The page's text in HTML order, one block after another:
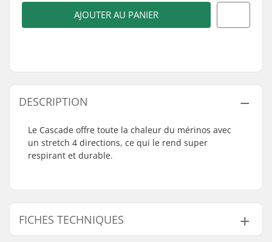
AJOUTER AU PANIER
DESCRIPTION
Le Cascade offre toute la chaleur du mérinos avec
un stretch 4 directions, ce qui le rend super
respirant et durable.
FICHES TECHNIQUES